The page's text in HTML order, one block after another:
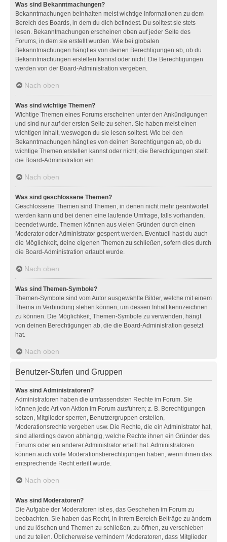
Was sind Bekanntmachungen?
Bekanntmachungen beinhalten meist wichtige Informationen zu dem
Bereich des Boards, in dem du dich befindest. Du solltest sie stets
lesen. Bekanntmachungen erscheinen oben auf jeder Seite des
Forums, in dem sie erstellt wurden. Wie bei globalen
Bekanntmachungen hängt es von deinen Berechtigungen ab, ob du
Bekanntmachungen erstellen kannst oder nicht. Die Berechtigungen
werden von der Board-Administration vergeben.
Nach oben
Was sind wichtige Themen?
Wichtige Themen eines Forums erscheinen unter den Ankündigungen
und sind nur auf der ersten Seite zu sehen. Sie haben meist einen
wichtigen Inhalt, weswegen du sie lesen solltest. Wie bei den
Bekanntmachungen hängt es von deinen Berechtigungen ab, ob du
wichtige Themen erstellen kannst oder nicht; die Berechtigungen stellt
die Board-Administration ein.
Nach oben
Was sind geschlossene Themen?
Geschlossene Themen sind Themen, in denen nicht mehr geantwortet
werden kann und bei denen eine laufende Umfrage, falls vorhanden,
beendet wurde. Themen können aus vielen Gründen durch einen
Moderator oder Administrator gesperrt werden. Eventuell hast du auch
die Möglichkeit, deine eigenen Themen zu schließen, sofern dies durch
die Board-Administration erlaubt wurde.
Nach oben
Was sind Themen-Symbole?
Themen-Symbole sind vom Autor ausgewählte Bilder, welche mit einem
Thema in Verbindung stehen können, um dessen Inhalt kennzeichnen
zu können. Die Möglichkeit, Themen-Symbole zu verwenden, hängt
von deinen Berechtigungen ab, die die Board-Administration gesetzt
hat.
Nach oben
Benutzer-Stufen und Gruppen
Was sind Administratoren?
Administratoren haben die umfassendsten Rechte im Forum. Sie
können jede Art von Aktion im Forum ausführen; z. B. Berechtigungen
setzen, Mitglieder sperren, Benutzergruppen erstellen,
Moderationsrechte vergeben usw. Die Rechte, die ein Administrator hat,
sind allerdings davon abhängig, welche Rechte ihnen ein Gründer des
Forums oder ein anderer Administrator erteilt hat. Administratoren
können auch volle Moderationsberechtigungen haben, wenn ihnen das
entsprechende Recht erteilt wurde.
Nach oben
Was sind Moderatoren?
Die Aufgabe der Moderatoren ist es, das Geschehen im Forum zu
beobachten. Sie haben das Recht, in ihrem Bereich Beiträge zu ändern
und zu löschen und Themen zu schließen, zu öffnen, zu verschieben
und zu teilen. Üblicherweise verhindern Moderatoren, dass Mitglieder